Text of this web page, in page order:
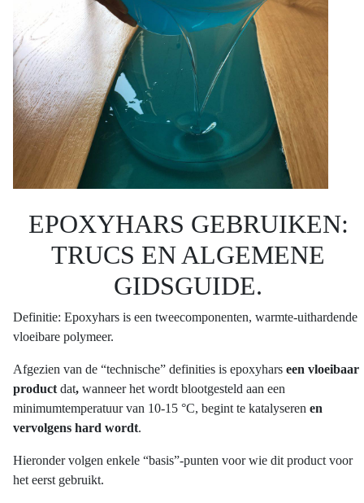
EPOXYHARS GEBRUIKEN:
TRUCS EN ALGEMENE
GIDSGUIDE.
Definitie: Epoxyhars is een tweecomponenten, warmte-uithardende
vloeibare polymeer.
Afgezien van de “technische” definities is epoxyhars een vloeibaar
product dat, wanneer het wordt blootgesteld aan een
minimumtemperatuur van 10-15 °C, begint te katalyseren en
vervolgens hard wordt.
Hieronder volgen enkele “basis”-punten voor wie dit product voor
het eerst gebruikt.